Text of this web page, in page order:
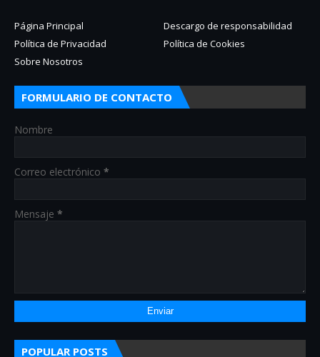
Página Principal
Descargo de responsabilidad
Política de Privacidad
Política de Cookies
Sobre Nosotros
FORMULARIO DE CONTACTO
Nombre
Correo electrónico *
Mensaje *
POPULAR POSTS